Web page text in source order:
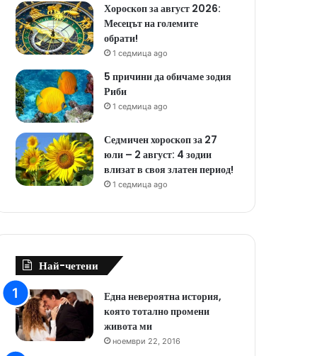
Хороскоп за август 2026:
Месецът на големите
обрати!
1 седмица ago
5 причини да обичаме зодия
Риби
1 седмица ago
Седмичен хороскоп за 27
юли – 2 август: 4 зодии
влизат в своя златен период!
1 седмица ago
Най-четени
Една невероятна история,
която тотално промени
живота ми
ноември 22, 2016